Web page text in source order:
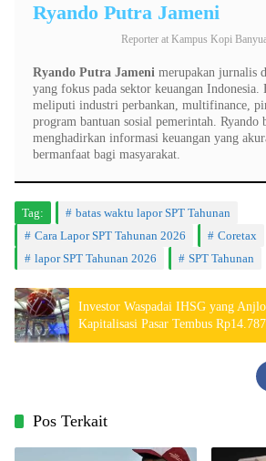
Ryando Putra Jameni
Reporter at Kampus Kopi
Ryando Putra Jameni merupakan jurnalis
yang fokus pada sektor keuangan Indonesia.
meliputi industri perbankan, multifinance,
program bantuan sosial pemerintah. Ryando
menghadirkan informasi keuangan yang
bermanfaat bagi masyarakat.
Tag:
batas waktu lapor SPT Tahunan
Cara Lapor SPT Tahunan 2026
Coretax
lapor SPT Tahunan 2026
SPT Tahunan
Investor Waspadai IHSG yang
Kapitalisasi Pasar Tembus
Pos Terkait